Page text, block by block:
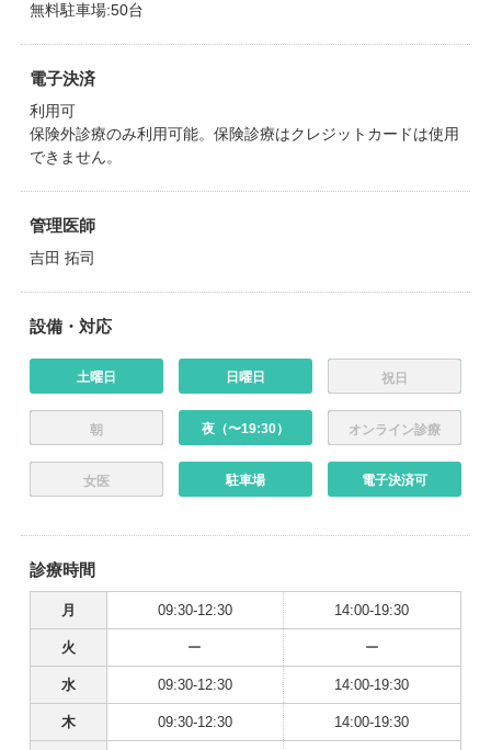
無料駐車場:50台
電子決済
利用可
保険外診療のみ利用可能。保険診療はクレジットカードは使用
できません。
管理医師
吉田 拓司
設備・対応
土曜日 日曜日 祝日
朝 夜（〜19:30） オンライン診療
女医 駐車場 電子決済可
診療時間
月 09:30-12:30 14:00-19:30
火 ー ー
水 09:30-12:30 14:00-19:30
木 09:30-12:30 14:00-19:30